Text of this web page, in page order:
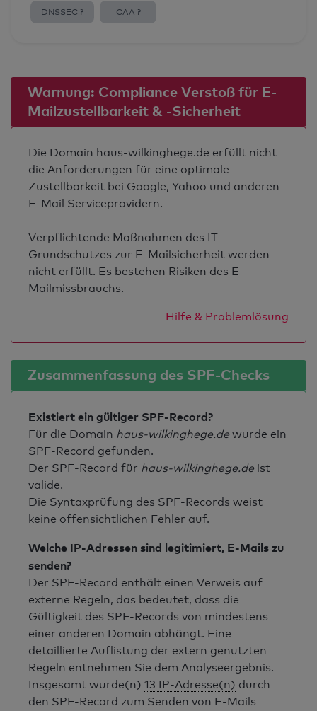
DNSSEC ? CAA ?
Warnung: Compliance Verstoß für E-
Mailzustellbarkeit & -Sicherheit
Die Domain haus-wilkinghege.de erfüllt nicht
die Anforderungen für eine optimale
Zustellbarkeit bei Google, Yahoo und anderen
E-Mail Serviceprovidern.
Verpflichtende Maßnahmen des IT-
Grundschutzes zur E-Mailsicherheit werden
nicht erfüllt. Es bestehen Risiken des E-
Mailmissbrauchs.
Hilfe & Problemlösung
Zusammenfassung des SPF-Checks
Existiert ein gültiger SPF-Record?
Für die Domain haus-wilkinghege.de wurde ein
SPF-Record gefunden.
Der SPF-Record für haus-wilkinghege.de ist
valide.
Die Syntaxprüfung des SPF-Records weist
keine offensichtlichen Fehler auf.
Welche IP-Adressen sind legitimiert, E-Mails zu
senden?
Der SPF-Record enthält einen Verweis auf
externe Regeln, das bedeutet, dass die
Gültigkeit des SPF-Records von mindestens
einer anderen Domain abhängt. Eine
detaillierte Auflistung der extern genutzten
Regeln entnehmen Sie dem Analyseergebnis.
Insgesamt wurde(n) 13 IP-Adresse(n) durch
den SPF-Record zum Senden von E-Mails